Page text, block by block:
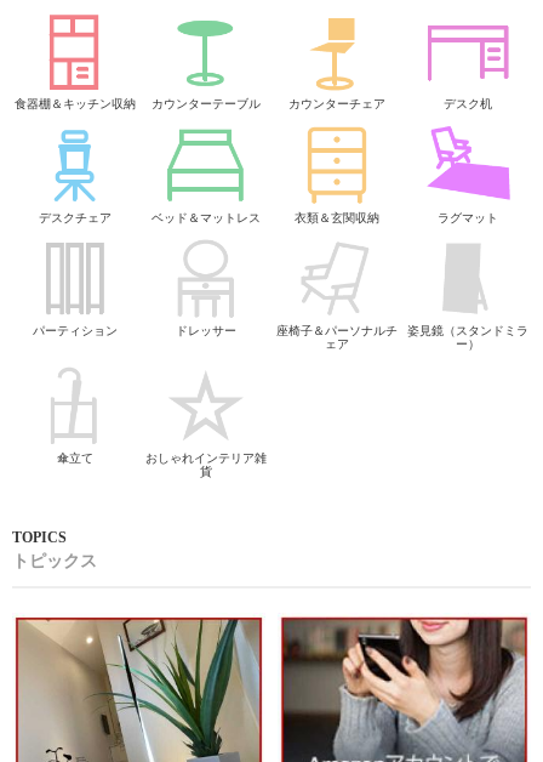
食器棚＆キッチン収納 カウンターテーブル カウンターチェア デスク机
デスクチェア ベッド＆マットレス 衣類＆玄関収納 ラグマット
パーティション ドレッサー
座椅子＆パーソナルチ
ェア
姿見鏡（スタンドミラ
ー）
傘立て
おしゃれインテリア雑
貨
トピックス